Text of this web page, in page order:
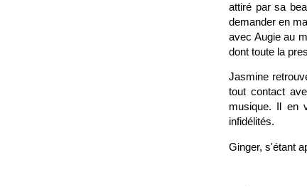
attiré par sa
demander en
avec Augie au
dont toute la
Jasmine
tout contact
musique. Il en
infidélités.
Ginger, s'étant